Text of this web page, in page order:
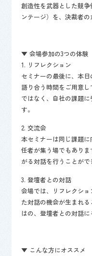
創造性を武器とした競
ンテージ）を、決裁者
▼ 会場参加の3つの体験
1. リフレクション
セミナーの最後に、本
語り合う時間をご用意
ではなく、自社の課題
す。
2. 交流会
本セミナーは同じ課題
任者が集う場でもあり
がる対話を行うことがで
3. 登壇者との対話
会場では、リフレクシ
た対話の機会が生まれ
はの、登壇者との対話に
▼ こんな方にオススメ